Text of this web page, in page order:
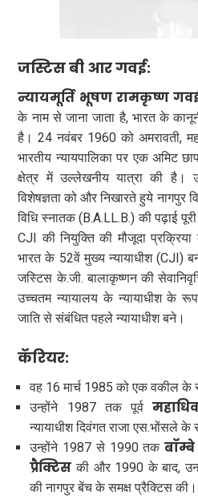
जस्टिस बी आर गवई:
न्यायमूर्ति भूषण रामकृष्ण
के नाम से जाना जाता है, भारत के
है। 24 नवंबर 1960 को अमरावती,
भारतीय न्यायपालिका पर एक अमिट
क्षेत्र में उल्लेखनीय यात्रा की है।
विशेषज्ञता को और निखारते हुये नागपुर
विधि स्नातक (B.A.LL.B.) की पढ़ाई
CJI की नियुक्ति की मौजूदा
भारत के 52वें मुख्य न्यायाधीश (CJI)
जस्टिस के.जी. बालाकृष्णन की
उच्चतम न्यायालय के न्यायाधीश के
जाति से संबंधित पहले न्यायाधीश बने।
कॅरियर:
वह 16 मार्च 1985 को एक वकील
उन्होंने 1987 तक पूर्व
न्यायाधीश दिवंगत राजा एस.भोंसले के
उन्होंने 1987 से 1990 तक
प्रैक्टिस की और 1990 के बाद,
की नागपुर बेंच के समक्ष प्रैक्टिस की।